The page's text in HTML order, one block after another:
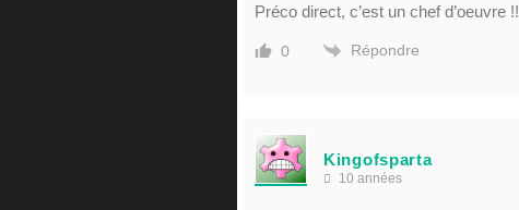
Préco direct, c’est un chef d’oeuvre !!
0 Répondre
Kingofsparta
10 années